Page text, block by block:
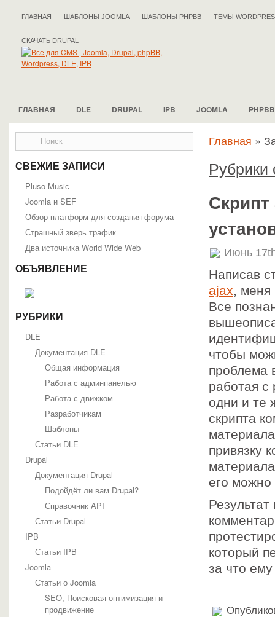
ГЛАВНАЯ ШАБЛОНЫ JOOMLA ШАБЛОНЫ PHPBB ТЕМЫ
СКАЧАТЬ DRUPAL
ГЛАВНАЯ DLE DRUPAL IPB JOOMLA PHPBB
СВЕЖИЕ ЗАПИСИ
Pluso Musiс
Joomla и SEF
Обзор платформ для создания форума
Страшный зверь трафик
Два источника World Wide Web
ОБЪЯВЛЕНИЕ
РУБРИКИ
DLE
Документация DLE
Общая информация
Работа с админпанелью
Работа с движком
Разработчикам
Шаблоны
Статьи DLE
Drupal
Документация Drupal
Подойдёт ли вам Drupal?
Справочник API
Статьи Drupal
IPB
Статьи IPB
Joomla
Статьи о Joomla
SEO, Поисковая оптимизация и
продвижение
Главная »
Рубрики
Июнь
Написав
ajax, меня
Все
чтобы
проблема
работая с
одни и те
скрипта
привязку
его можно
который
за что